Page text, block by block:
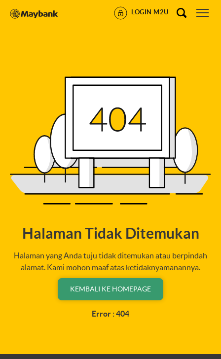
LOGIN M2U
Halaman Tidak Ditemukan
Halaman yang Anda tuju tidak ditemukan atau berpindah
alamat. Kami mohon maaf atas ketidaknyamanannya.
KEMBALI KE HOMEPAGE
Error : 404